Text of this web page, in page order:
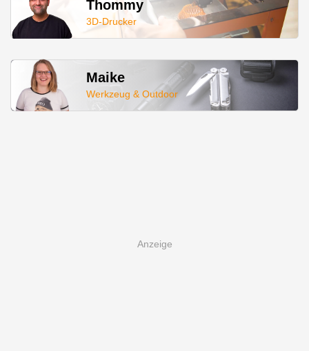
Thommy
3D-Drucker
Maike
Werkzeug & Outdoor